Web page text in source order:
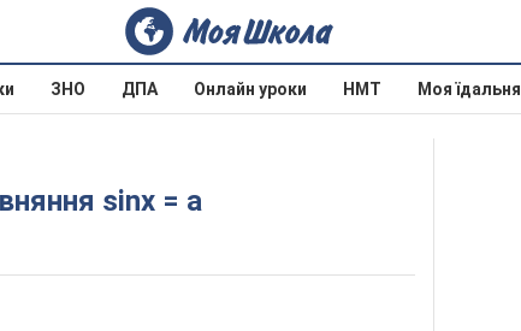
ЗНО ДПА Онлайн уроки НМТ Моя їдальня
sinx = а